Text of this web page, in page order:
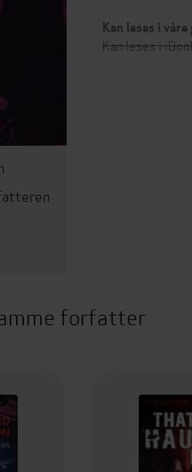
Kan leses i
Kan leses i
forfatter